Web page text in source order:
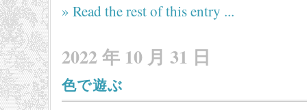
» Read the rest of this entry ...
2022 年 10 月 31 日
色で遊ぶ